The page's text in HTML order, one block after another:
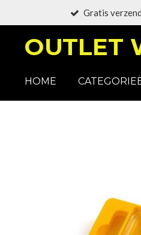
hoofdinhoud
Gratis
OUTLET
HOME